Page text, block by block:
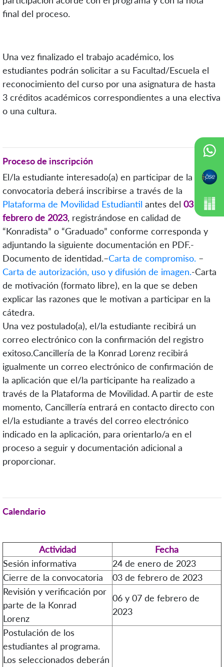
final del proceso.
Una vez finalizado el trabajo académico, los
estudiantes podrán solicitar a su Facultad/Escuela el
reconocimiento del curso por una asignatura de hasta
3 créditos académicos correspondientes a una electiva
o una cultura.
Proceso de inscripción
El/la estudiante interesado(a) en participar de la
convocatoria deberá inscribirse a través de la
Plataforma de Movilidad Estudiantil antes del 03 de
febrero de 2023, registrándose en calidad de
“Konradista” o “Graduado” conforme corresponda y
adjuntando la siguiente documentación en PDF.-
Documento de identidad.–Carta de compromiso. –
Carta de autorización, uso y difusión de imagen.-Carta
de motivación (formato libre), en la que se deben
explicar las razones que le motivan a participar en la
cátedra.
Una vez postulado(a), el/la estudiante recibirá un
correo electrónico con la confirmación del registro
exitoso.Cancillería de la Konrad Lorenz recibirá
igualmente un correo electrónico de confirmación de
la aplicación que el/la participante ha realizado a
través de la Plataforma de Movilidad. A partir de este
momento, Cancillería entrará en contacto directo con
el/la estudiante a través del correo electrónico
indicado en la aplicación, para orientarlo/a en el
proceso a seguir y documentación adicional a
proporcionar.
Calendario
Actividad
Fecha
Sesión informativa
24 de enero de 2023
Cierre de la convocatoria
03 de febrero de 2023
Revisión y verificación por
parte de la Konrad
Lorenz
06 y 07 de febrero de
2023
Postulación de los
estudiantes al programa.
Los seleccionados deberán